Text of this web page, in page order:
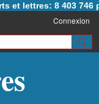
et lettres: 8 403 746
Connexion